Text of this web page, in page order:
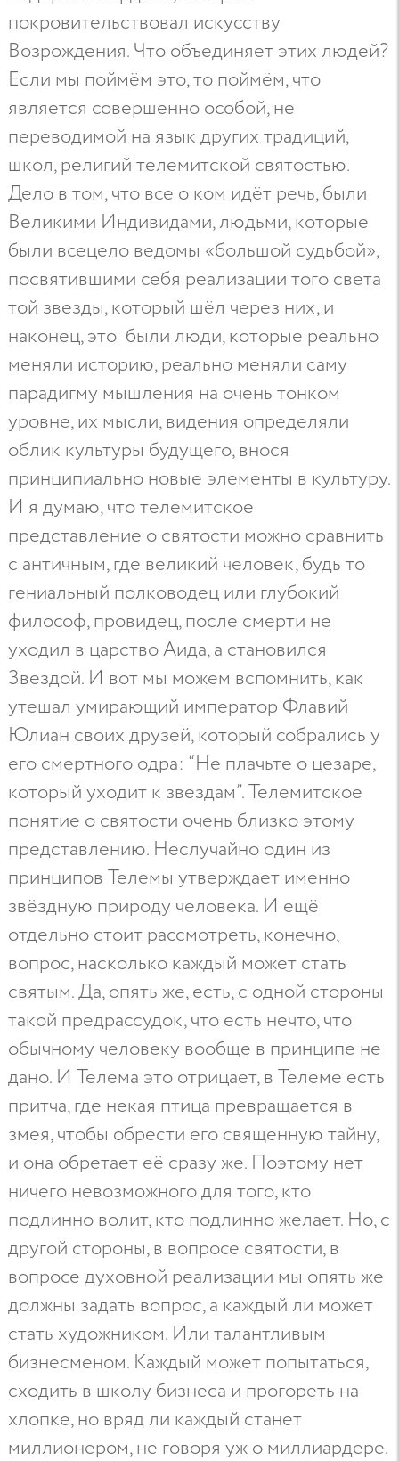
покровительствовал искусству
Возрождения. Что объединяет этих людей?
Если мы поймём это, то поймём, что
является совершенно особой, не
переводимой на язык других традиций,
школ, религий телемитской святостью.
Дело в том, что все о ком идёт речь, были
Великими Индивидами, людьми, которые
были всецело ведомы «большой судьбой»,
посвятившими себя реализации того света
той звезды, который шёл через них, и
наконец, это были люди, которые реально
меняли историю, реально меняли саму
парадигму мышления на очень тонком
уровне, их мысли, видения определяли
облик культуры будущего, внося
принципиально новые элементы в культуру.
И я думаю, что телемитское
представление о святости можно сравнить
с античным, где великий человек, будь то
гениальный полководец или глубокий
философ, провидец, после смерти не
уходил в царство Аида, а становился
Звездой. И вот мы можем вспомнить, как
утешал умирающий император Флавий
Юлиан своих друзей, который собрались у
его смертного одра: “Не плачьте о цезаре,
который уходит к звездам”. Телемитское
понятие о святости очень близко этому
представлению. Неслучайно один из
принципов Телемы утверждает именно
звёздную природу человека. И ещё
отдельно стоит рассмотреть, конечно,
вопрос, насколько каждый может стать
святым. Да, опять же, есть, с одной стороны
такой предрассудок, что есть нечто, что
обычному человеку вообще в принципе не
дано. И Телема это отрицает, в Телеме есть
притча, где некая птица превращается в
змея, чтобы обрести его священную тайну,
и она обретает её сразу же. Поэтому нет
ничего невозможного для того, кто
подлинно волит, кто подлинно желает. Но, с
другой стороны, в вопросе святости, в
вопросе духовной реализации мы опять же
должны задать вопрос, а каждый ли может
стать художником. Или талантливым
бизнесменом. Каждый может попытаться,
сходить в школу бизнеса и прогореть на
хлопке, но вряд ли каждый станет
миллионером, не говоря уж о миллиардере.